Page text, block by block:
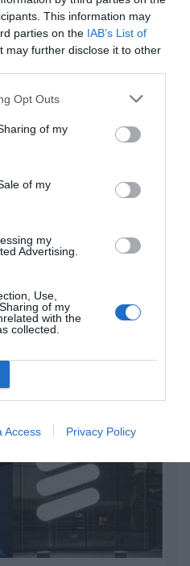
This information may
parties on the IAB’s List of
may further disclose it to other
Opt Outs
of my
of my
my
Advertising.
Use,
of my
with the
collected.
Access Privacy Policy
de desmitificar la
de
es un trabajo
SANCHISTA
de La Mareta:
criminal”